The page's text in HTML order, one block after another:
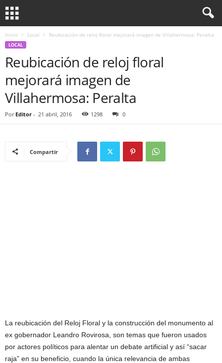
Inicio Local Reubicación de reloj floral mejorará imagen de Villahermosa: Peralta
LOCAL
Reubicación de reloj floral
mejorará imagen de
Villahermosa: Peralta
Por Editor - 21 abril, 2016 1298 0
Compartir
La reubicación del Reloj Floral y la construcción del monumento al
ex gobernador Leandro Rovirosa, son temas que fueron usados
por actores políticos para alentar un debate artificial y así “sacar
raja” en su beneficio, cuando la única relevancia de ambas